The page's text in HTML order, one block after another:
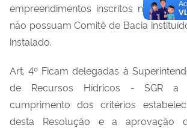
empreendimentos inscritos no
não possuam Comitê de Bacia
instalado.
Art. 4º Ficam delegadas à
de Recursos Hídricos - SGR a
cumprimento dos critérios
desta Resolução e a aprovação